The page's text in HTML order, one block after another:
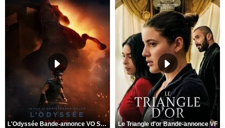
L'Odyssée Bande-annonce VO STFR Le Triangle d'or Bande-annonce VF